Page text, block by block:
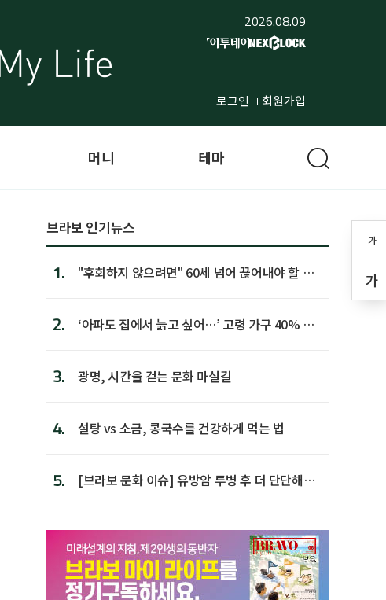
2026.08.09
로그인 회원가입
가
가
머니 테마
브라보 인기뉴스
1.
"후회하지 않으려면" 60세 넘어 끊어내야 할 사
2.
‘아파도 집에서 늙고 싶어…’ 고령 가구 40% 노
3. 광명, 시간을 걷는 문화 마실길
4. 설탕 vs 소금, 콩국수를 건강하게 먹는 법
5.
[브라보 문화 이슈] 유방암 투병 후 더 단단해진